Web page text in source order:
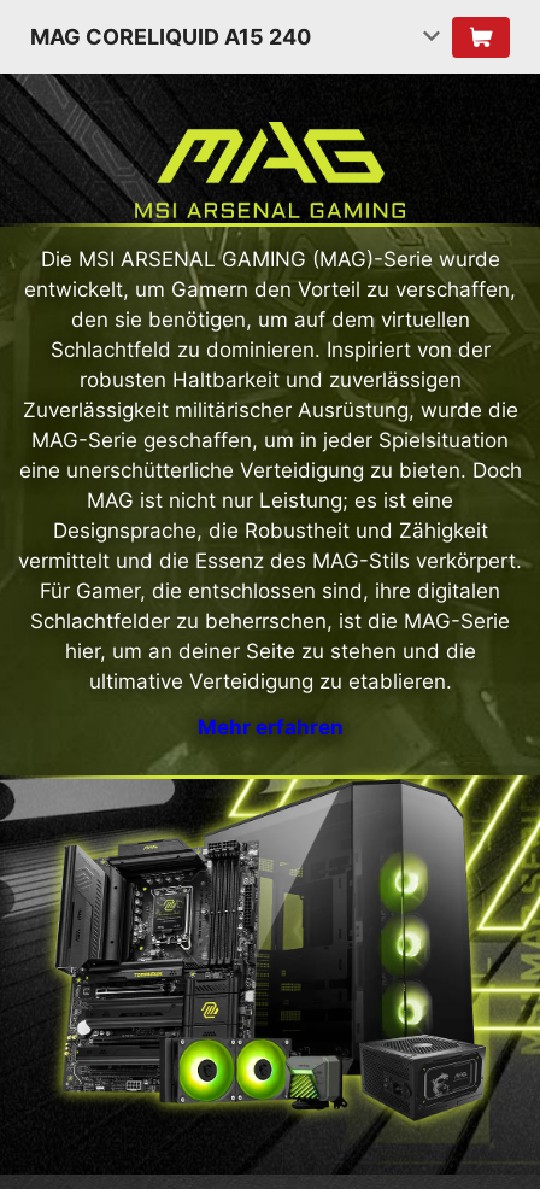
MAG CORELIQUID A15 240
Die MSI ARSENAL GAMING (MAG)-Serie wurde
entwickelt, um Gamern den Vorteil zu verschaffen,
den sie benötigen, um auf dem virtuellen
Schlachtfeld zu dominieren. Inspiriert von der
robusten Haltbarkeit und zuverlässigen
Zuverlässigkeit militärischer Ausrüstung, wurde die
MAG-Serie geschaffen, um in jeder Spielsituation
eine unerschütterliche Verteidigung zu bieten. Doch
MAG ist nicht nur Leistung; es ist eine
Designsprache, die Robustheit und Zähigkeit
vermittelt und die Essenz des MAG-Stils verkörpert.
Für Gamer, die entschlossen sind, ihre digitalen
Schlachtfelder zu beherrschen, ist die MAG-Serie
hier, um an deiner Seite zu stehen und die
ultimative Verteidigung zu etablieren.
Mehr erfahren